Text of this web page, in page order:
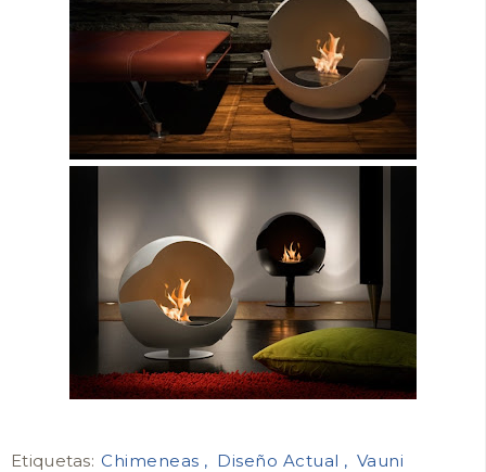
Etiquetas: Chimeneas Diseño Actual Vauni